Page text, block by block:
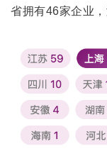
省拥有46家企业